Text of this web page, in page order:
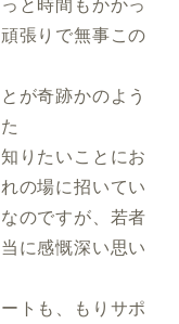
と時間もかかっ
張りで無事この
が奇跡かのよう
りたいことにお
の場に招いてい
のですが、若者
に感慨深い思い
トも、もりサポ